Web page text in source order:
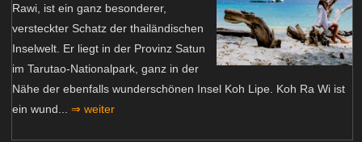
Rawi, ist ein ganz besonderer,
versteckter Schatz der thailändischen
Inselwelt. Er liegt in der Provinz Satun
im Tarutao-Nationalpark, ganz in der
Nähe der ebenfalls wunderschönen Insel Koh Lipe. Koh Ra Wi ist
ein wund... ⇒ weiter